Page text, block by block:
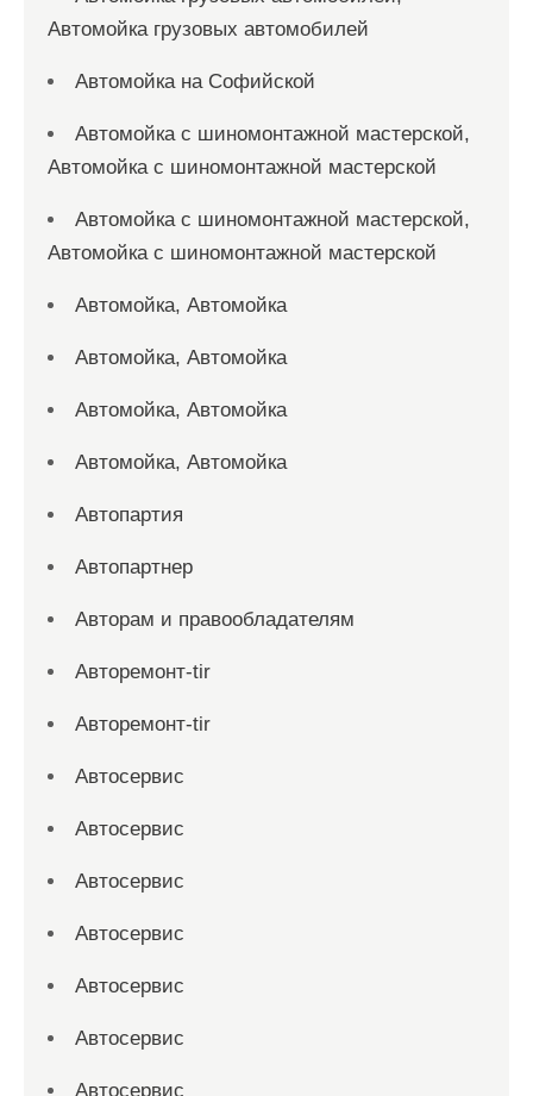
Автомойка грузовых автомобилей
Автомойка на Софийской
Автомойка с шиномонтажной мастерской,
Автомойка с шиномонтажной мастерской
Автомойка с шиномонтажной мастерской,
Автомойка с шиномонтажной мастерской
Автомойка, Автомойка
Автомойка, Автомойка
Автомойка, Автомойка
Автомойка, Автомойка
Автопартия
Автопартнер
Авторам и правообладателям
Авторемонт-tir
Авторемонт-tir
Автосервис
Автосервис
Автосервис
Автосервис
Автосервис
Автосервис
Автосервис